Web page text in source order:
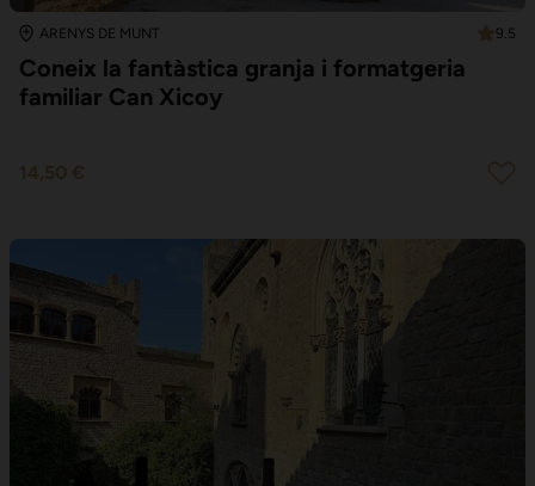
ARENYS DE MUNT 9.5
Coneix la fantàstica granja i formatgeria
familiar Can Xicoy